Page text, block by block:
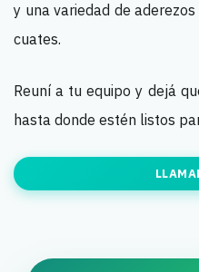
y una variedad de
cuates.
Reuní a tu equipo y dejá
hasta donde estén listos